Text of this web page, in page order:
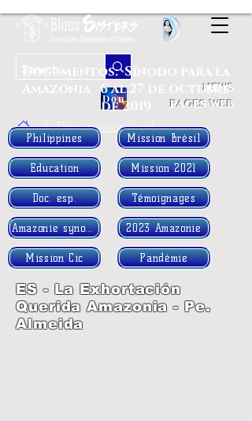
Don
news
pages web
/ Documentos (esp)
Documentos: Sínodo para la
Amazonia 6 al 27 de octubre
de 2019
Philippines
Education
Doc. esp.
Amazonie synode
Mission Cic
Mission Brésil
Mission 2021
Témoignages
2023 Amazonie
Pandémie
ES - La Exhortación
Querida Amazonia - Pe.
Almeida